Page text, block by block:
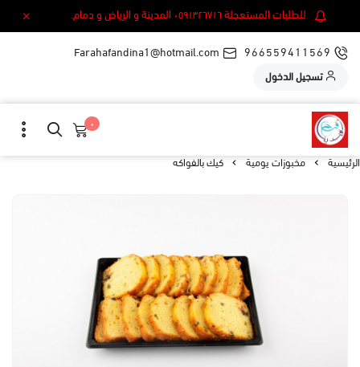
للطلبات المستعجلة ٠٥٩١٣٢٦٧١٦ المدينة و الرياض و دمام.
966559411569
Farahafandina1@hotmail.com
تسجيل الدخول
٠
الرئيسية مخبوزات يومية كيك بالفواكه